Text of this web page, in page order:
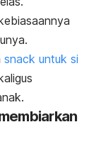
snack untuk si